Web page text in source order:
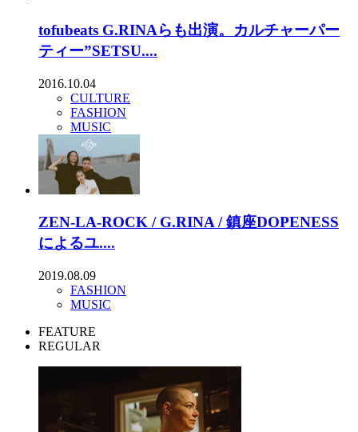
tofubeats G.RINAらも出演。カルチャーパー
ティー”SETSU....
2016.10.04
CULTURE
FASHION
MUSIC
ZEN-LA-ROCK / G.RINA / 鎮座DOPENESS
によるユ....
2019.08.09
FASHION
MUSIC
FEATURE
REGULAR